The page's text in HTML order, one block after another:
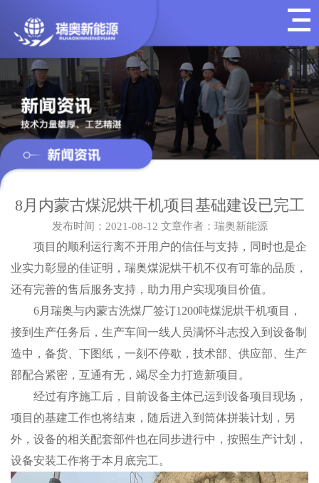
8月内蒙古煤泥烘干机项目基础建设已完工
发布时间：2021-08-12 文章作者：瑞奥新能源
项目的顺利运行离不开用户的信任与支持，同时也是企
业实力彰显的佳证明，瑞奥煤泥烘干机不仅有可靠的品质，
还有完善的售后服务支持，助力用户实现项目价值。
6月瑞奥与内蒙古洗煤厂签订1200吨煤泥烘干机项目，
接到生产任务后，生产车间一线人员满怀斗志投入到设备制
造中，备货、下图纸，一刻不停歇，技术部、供应部、生产
部配合紧密，互通有无，竭尽全力打造新项目。
经过有序施工后，目前设备主体已运到设备项目现场，
项目的基建工作也将结束，随后进入到筒体拼装计划，另
外，设备的相关配套部件也在同步进行中，按照生产计划，
设备安装工作将于本月底完工。